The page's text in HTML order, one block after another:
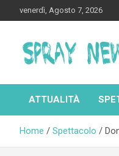
to
venerdì, Agosto 7, 2026
ATTUALITÀ
Home Spettacolo